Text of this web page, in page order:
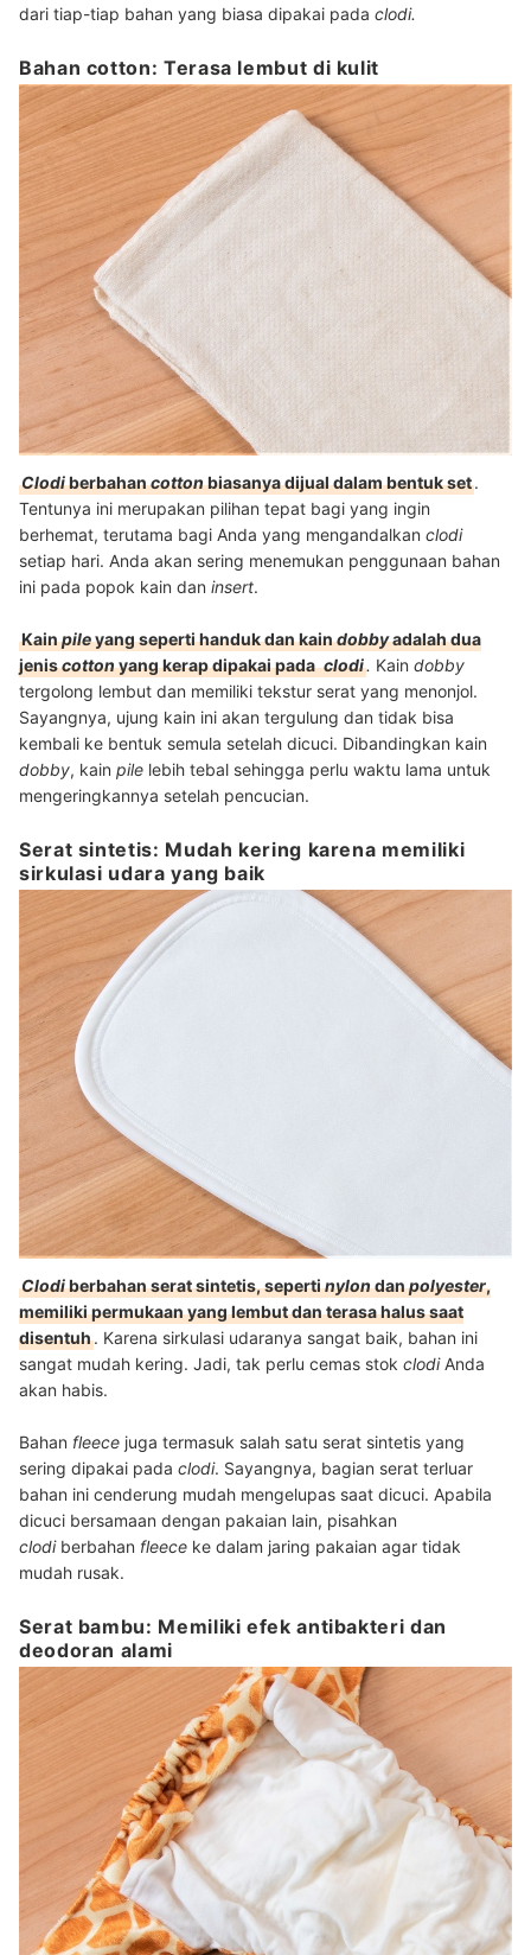
dari tiap-tiap bahan yang biasa dipakai pada clodi.
Bahan cotton: Terasa lembut di kulit
Clodiberbahancottonbiasanya dijual dalam bentuk set.
Tentunya ini merupakan pilihan tepat bagi yang ingin
berhemat, terutama bagi Anda yang mengandalkan clodi
setiap hari. Anda akan sering menemukan penggunaan bahan
ini pada popok kain dan insert.
Kainpileyang seperti handuk dan kaindobbyadalah dua
jeniscottonyang kerap dipakai pada clodi. Kain dobby
tergolong lembut dan memiliki tekstur serat yang menonjol.
Sayangnya, ujung kain ini akan tergulung dan tidak bisa
kembali ke bentuk semula setelah dicuci. Dibandingkan kain
dobby, kain pile lebih tebal sehingga perlu waktu lama untuk
mengeringkannya setelah pencucian.
Serat sintetis: Mudah kering karena memiliki
sirkulasi udara yang baik
Clodiberbahan serat sintetis, sepertinylondanpolyester,
memiliki permukaan yang lembut dan terasa halus saat
disentuh. Karena sirkulasi udaranya sangat baik, bahan ini
sangat mudah kering. Jadi, tak perlu cemas stok clodi Anda
akan habis.
Bahan fleece juga termasuk salah satu serat sintetis yang
sering dipakai pada clodi. Sayangnya, bagian serat terluar
bahan ini cenderung mudah mengelupas saat dicuci. Apabila
dicuci bersamaan dengan pakaian lain, pisahkan
clodiberbahan fleece ke dalam jaring pakaian agar tidak
mudah rusak.
Serat bambu: Memiliki efek antibakteri dan
deodoran alami